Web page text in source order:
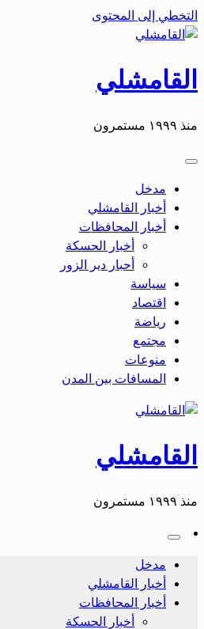
التخطي إلى المحتوى
القامشلي
منذ ١٩٩٩ مستمرون
مدخل
أخبار القامشلي
أخبار المحافظات
أخبار الحسكة
أحبار دير الزور
سياسة
اقتصاد
رياضة
مجتمع
منوعات
المسافات بين المدن
القامشلي
منذ ١٩٩٩ مستمرون
مدخل
أخبار القامشلي
أخبار المحافظات
أخبار الحسكة